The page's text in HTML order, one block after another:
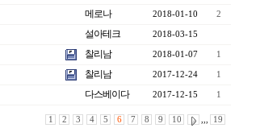
메로나 2018-01-10 2
설아테크 2018-03-15
찰리남 2018-01-07 1
찰리남 2017-12-24 1
다스베이다 2017-12-15 1
1 2 3 4 5 6 7 8 9 10 ,,, 19